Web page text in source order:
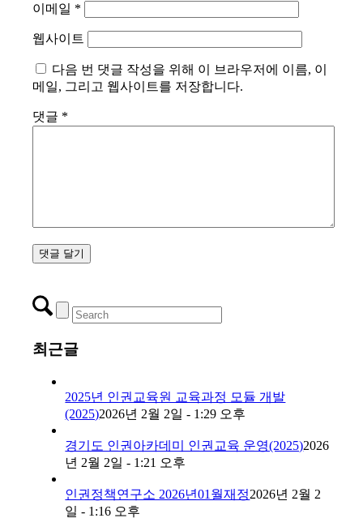
이메일 *
웹사이트
다음 번 댓글 작성을 위해 이 브라우저에 이름, 이
메일, 그리고 웹사이트를 저장합니다.
댓글 *
최근글
2025년 인권교육원 교육과정 모듈 개발
(2025)2026년 2월 2일 - 1:29 오후
경기도 인권아카데미 인권교육 운영(2025)2026
년 2월 2일 - 1:21 오후
인권정책연구소 2026년01월재정2026년 2월 2
일 - 1:16 오후